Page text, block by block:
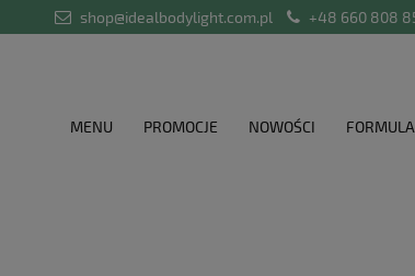
shop@idealbodylight.com.pl +48 660 808
MENU PROMOCJE NOWOŚCI